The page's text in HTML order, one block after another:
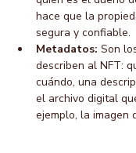
hace que la
segura y confiable.
Metadatos: Son
describen al NFT:
cuándo, una
el archivo digital
ejemplo, la imagen